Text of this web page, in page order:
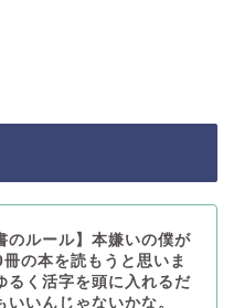
のルール】本嫌いの僕が
の本を読もうと思いま
るく活字を頭に入れるだ
いいんじゃないかな。